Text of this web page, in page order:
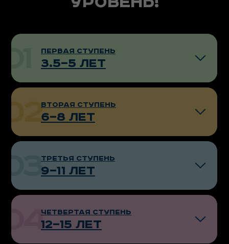
3.5—5 лет
первая ступень
6—8 лет
вторая ступень
9—11 лет
смотреть группы
третья ступень
12—15 лет
смотреть группы
четвертая ступень
смотреть группы